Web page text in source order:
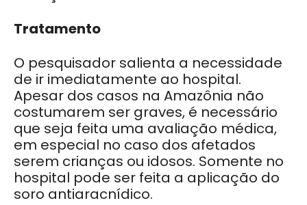
Tratamento
O pesquisador salienta a necessidade
de ir imediatamente ao hospital.
Apesar dos casos na Amazônia não
costumarem ser graves, é necessário
que seja feita uma avaliação médica,
em especial no caso dos afetados
serem crianças ou idosos. Somente no
hospital pode ser feita a aplicação do
soro antiaracnídico.